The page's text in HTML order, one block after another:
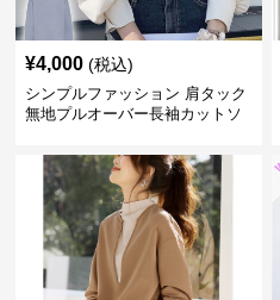
¥4,000 (税込)
シンプルファッション 肩タック
無地プルオーバー長袖カットソ